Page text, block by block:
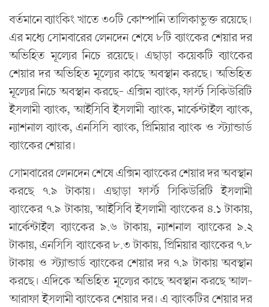
বর্তমানে ব্যাংকিং খাতে ৩০টি কোম্পানি তালিকাভুক্ত রয়েছে।
এর মধ্যে সোমবারের লেনদেন শেষে ৮টি ব্যাংকের শেয়ার দর
অভিহিত মূল্যের নিচে রয়েছে। এছাড়া কয়েকটি ব্যাংকের
শেয়ার দর অভিহিত মূল্যের কাছে অবস্থান করছে। অভিহিত
মূল্যের নিচে অবস্থান করছে- এক্সিম ব্যাংক, ফার্স্ট সিকিউরিটি
ইসলামী ব্যাংক, আইসিবি ইসলামী ব্যাংক, মার্কেন্টাইল ব্যাংক,
ন্যাশনাল ব্যাংক, এনসিসি ব্যাংক, প্রিমিয়ার ব্যাংক ও স্ট্যান্ডার্ড
ব্যাংকের শেয়ার।
সোমবারের লেনদেন শেষে এক্সিম ব্যাংকের শেয়ার দর অবস্থান
করছে ৭.৯ টাকায়। এছাড়া ফার্স্ট সিকিউরিটি ইসলামী
ব্যাংকের ৭.৯ টাকায়, আইসিবি ইসলামী ব্যাংকের ৪.১ টাকায়,
মার্কেন্টাইল ব্যাংকের ৯.৬ টাকায়, ন্যাশনাল ব্যাংকের ৯.২
টাকায়, এনসিসি ব্যাংকের ৮.৩ টাকায়, প্রিমিয়ার ব্যাংকের ৭.৮
টাকায় ও স্ট্যান্ডার্ড ব্যাংকের শেয়ার দর ৭.৯ টাকায় অবস্থান
করছে। এদিকে অভিহিত মূল্যের কাছে অবস্থান করছে আল-
আরাফা ইসলামী ব্যাংকের শেয়ার দর। এ ব্যাংকটির শেয়ার দর